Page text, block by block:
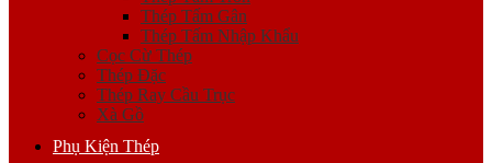
Thép Tấm Gân
Thép Tấm Nhập Khẩu
Cọc Cừ Thép
Thép Đặc
Thép Ray Cầu Trục
Xà Gồ
Phụ Kiện Thép